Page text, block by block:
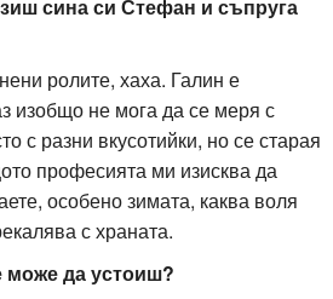
сина си Стефан и съпруга
ролите, хаха. Галин е
изобщо не мога да се меря с
с разни вкусотийки, но се старая
професията ми изисква да
особено зимата, каква воля
с храната.
може да устоиш?